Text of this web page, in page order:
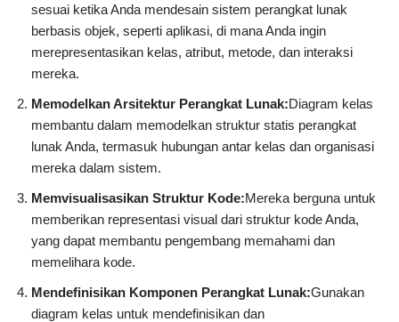
sesuai ketika Anda mendesain sistem perangkat lunak
berbasis objek, seperti aplikasi, di mana Anda ingin
merepresentasikan kelas, atribut, metode, dan interaksi
mereka.
Memodelkan Arsitektur Perangkat Lunak:Diagram kelas
membantu dalam memodelkan struktur statis perangkat
lunak Anda, termasuk hubungan antar kelas dan organisasi
mereka dalam sistem.
Memvisualisasikan Struktur Kode:Mereka berguna untuk
memberikan representasi visual dari struktur kode Anda,
yang dapat membantu pengembang memahami dan
memelihara kode.
Mendefinisikan Komponen Perangkat Lunak:Gunakan
diagram kelas untuk mendefinisikan dan